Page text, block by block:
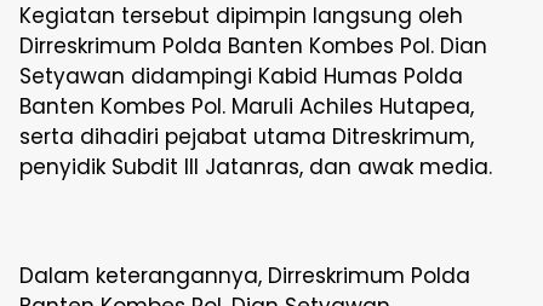
Kegiatan tersebut dipimpin langsung oleh
Dirreskrimum Polda Banten Kombes Pol. Dian
Setyawan didampingi Kabid Humas Polda
Banten Kombes Pol. Maruli Achiles Hutapea,
serta dihadiri pejabat utama Ditreskrimum,
penyidik Subdit III Jatanras, dan awak media.
Dalam keterangannya, Dirreskrimum Polda